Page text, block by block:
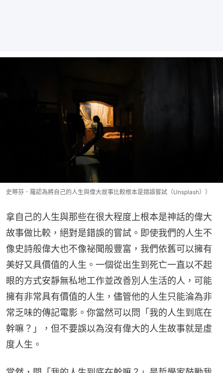
史蒂芬．羅認為將自己的人生與偉大故事比較根本是錯誤嘗試（Unsplash））
拿自己的人生與那些在很大程度上根本是神話的偉大
故事做比較，絕對是錯誤的嘗試。即使我們的人生不
像史詩般偉大也不像祕聞般豐富，我們依舊可以擁有
美好又具價值的人生。一個從出生到死亡一直以不起
眼的方式安靜無私地工作並改善別人生活的人，可能
擁有非常具有價值的人生，儘管他的人生只能淪為非
常乏味的傳記電影。你當然可以問「我的人生到底在
幹嘛？」，但不要誤以為沒有偉大的人生故事就是虛
度人生。